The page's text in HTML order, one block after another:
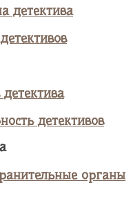
детектива
детективов
органы